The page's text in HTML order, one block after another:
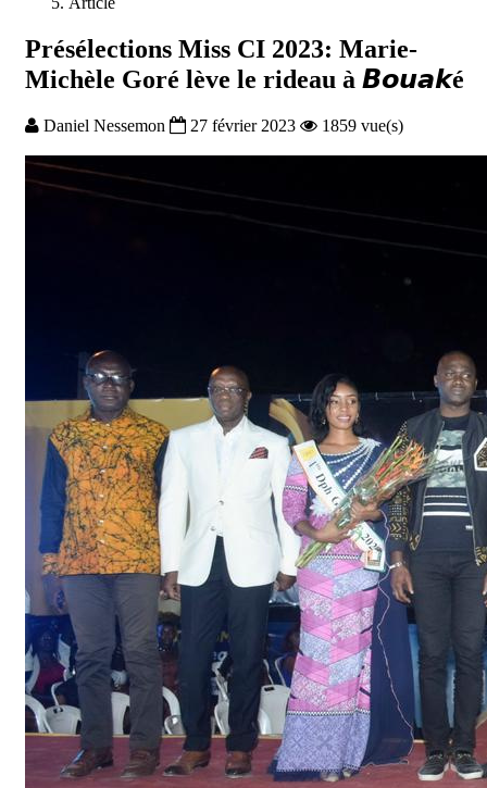
Présélections Miss CI 2023: Marie-
Michèle Goré lève le rideau à 𝘽𝙤𝙪𝙖𝙠é
Daniel Nessemon 27 février 2023 1859 vue(s)